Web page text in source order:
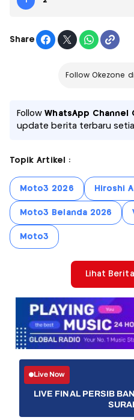
Share
Follow Okezone
FollowWhatsApp Channel
update berita terbaru
Topik Artikel :
Moto3 2026 Hiroshi
Moto3 Belanda 2026
Moto3
Lihat
Live Now
LIVE FINAL PERSIB